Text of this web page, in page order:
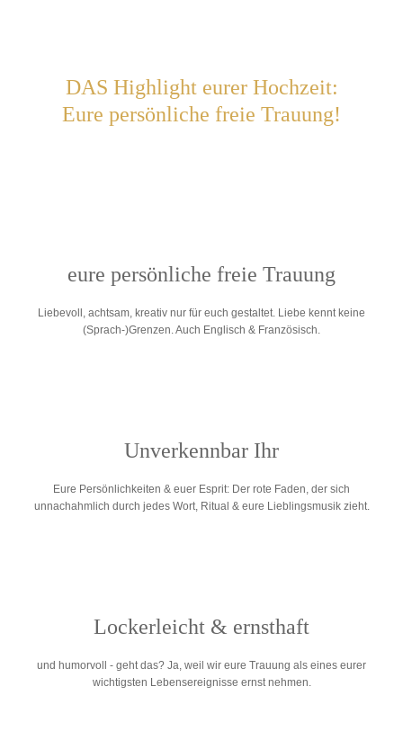
DAS Highlight eurer Hochzeit:
Eure persönliche freie Trauung!
eure persönliche freie Trauung
Liebevoll, achtsam, kreativ nur für euch gestaltet. Liebe kennt keine
(Sprach-)Grenzen. Auch Englisch & Französisch.
Unverkennbar Ihr
Eure Persönlichkeiten & euer Esprit: Der rote Faden, der sich
unnachahmlich durch jedes Wort, Ritual & eure Lieblingsmusik zieht.
Lockerleicht & ernsthaft
und humorvoll - geht das? Ja, weil wir eure Trauung als eines eurer
wichtigsten Lebensereignisse ernst nehmen.